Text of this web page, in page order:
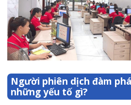
Người phiên dịch đàm
những yếu tố gì?